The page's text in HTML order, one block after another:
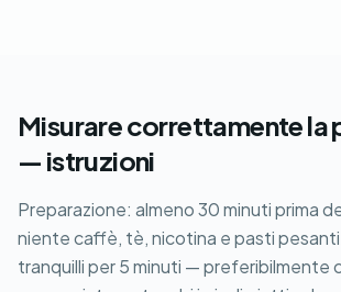
Misurare correttamente la
— istruzioni
Preparazione: almeno 30 minuti prima
niente caffè, tè, nicotina e pasti
tranquilli per 5 minuti — preferibilmente